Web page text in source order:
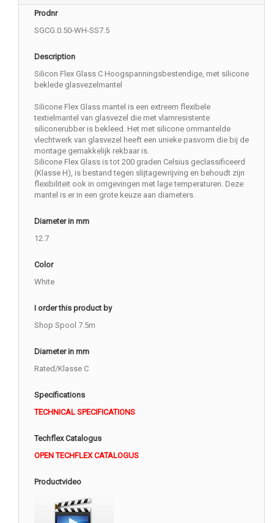
Prodnr
SGCG.0.50-WH-SS7.5
Description
Silicon Flex Glass C Hoogspanningsbestendige, met silicone
beklede glasvezelmantel
Silicone Flex Glass mantel is een extreem flexibele
textielmantel van glasvezel die met vlamresistente
siliconerubber is bekleed. Het met silicone ommantelde
vlechtwerk van glasvezel heeft een unieke pasvorm die bij de
montage gemakkelijk rekbaar is.
Silicone Flex Glass is tot 200 graden Celsius geclassificeerd
(Klasse H), is bestand tegen slijtagewrijving en behoudt zijn
flexibiliteit ook in omgevingen met lage temperaturen. Deze
mantel is er in een grote keuze aan diameters.
Diameter in mm
12.7
Color
White
I order this product by
Shop Spool 7.5m
Diameter in mm
Rated/Klasse C
Specifications
TECHNICAL SPECIFICATIONS
Techflex Catalogus
OPEN TECHFLEX CATALOGUS
Productvideo